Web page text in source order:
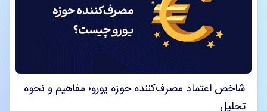
شاخص اعتماد مصرف‌کننده حوزه یورو؛ مفاهیم و نحوه
تحلیل